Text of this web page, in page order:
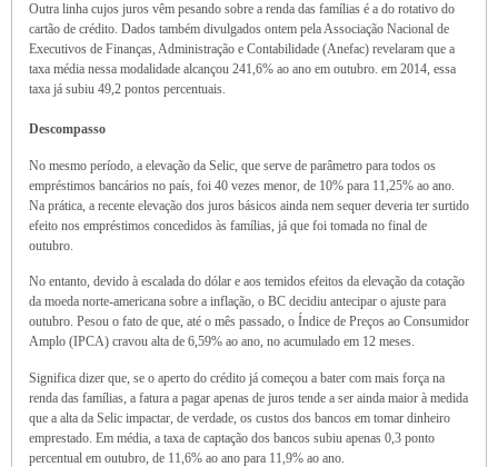
Outra linha cujos juros vêm pesando sobre a renda das famílias é a do rotativo do
cartão de crédito. Dados também divulgados ontem pela Associação Nacional de
Executivos de Finanças, Administração e Contabilidade (Anefac) revelaram que a
taxa média nessa modalidade alcançou 241,6% ao ano em outubro. em 2014, essa
taxa já subiu 49,2 pontos percentuais.
Descompasso
No mesmo período, a elevação da Selic, que serve de parâmetro para todos os
empréstimos bancários no país, foi 40 vezes menor, de 10% para 11,25% ao ano.
Na prática, a recente elevação dos juros básicos ainda nem sequer deveria ter surtido
efeito nos empréstimos concedidos às famílias, já que foi tomada no final de
outubro.
No entanto, devido à escalada do dólar e aos temidos efeitos da elevação da cotação
da moeda norte-americana sobre a inflação, o BC decidiu antecipar o ajuste para
outubro. Pesou o fato de que, até o mês passado, o Índice de Preços ao Consumidor
Amplo (IPCA) cravou alta de 6,59% ao ano, no acumulado em 12 meses.
Significa dizer que, se o aperto do crédito já começou a bater com mais força na
renda das famílias, a fatura a pagar apenas de juros tende a ser ainda maior à medida
que a alta da Selic impactar, de verdade, os custos dos bancos em tomar dinheiro
emprestado. Em média, a taxa de captação dos bancos subiu apenas 0,3 ponto
percentual em outubro, de 11,6% ao ano para 11,9% ao ano.